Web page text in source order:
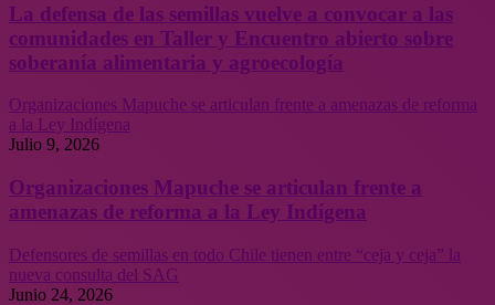
La defensa de las semillas vuelve a convocar a las
comunidades en Taller y Encuentro abierto sobre
soberanía alimentaria y agroecología
Organizaciones Mapuche se articulan frente a amenazas de reforma
a la Ley Indígena
Julio 9, 2026
Organizaciones Mapuche se articulan frente a
amenazas de reforma a la Ley Indígena
Defensores de semillas en todo Chile tienen entre “ceja y ceja” la
nueva consulta del SAG
Junio 24, 2026